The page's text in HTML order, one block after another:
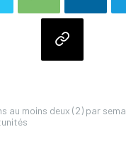
au moins deux (2) par